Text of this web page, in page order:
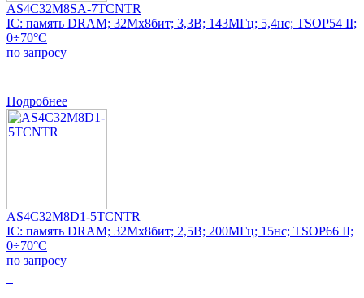
AS4C32M8SA-7TCNTR
IC: память DRAM; 32Mx8бит; 3,3В; 143МГц; 5,4нс; TSOP54 II;
0÷70°C
по запросу
Подробнее
AS4C32M8D1-5TCNTR
IC: память DRAM; 32Mx8бит; 2,5В; 200МГц; 15нс; TSOP66 II;
0÷70°C
по запросу